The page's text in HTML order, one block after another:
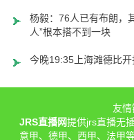
杨毅：76人已有布朗，
人”根本搭不到一块
今晚19:35上海滩德比开
友情
JRS直播网提供jrs直播无
意甲、德甲、西甲、法甲